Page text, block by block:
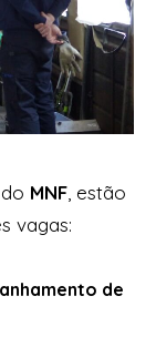
MNF , estão
vagas:
de